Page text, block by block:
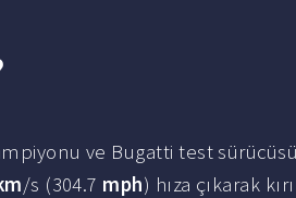
ve Bugatti test
/s (304.7 mph) hıza çıkarak